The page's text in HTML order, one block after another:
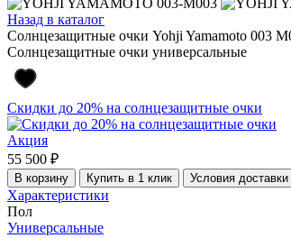
Назад в каталог
Солнцезащитные очки Yohji Yamamoto 003
Солнцезащитные очки универсальные
Скидки до 20% на солнцезащитные очки
Акция
55 500 ₽
В корзину Купить в 1 клик Условия
Характеристики
Пол
Универсальные